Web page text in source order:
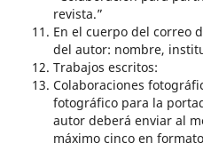
revista.”
En el cuerpo del correo
del autor: nombre,
Trabajos escritos:
Colaboraciones
fotográfico para la
autor deberá enviar al
máximo cinco en